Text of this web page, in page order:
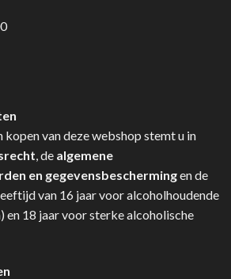
van deze webshop stemt u in
, de algemene
en gegevensbeschermingen de
van 16 jaar voor alcoholhoudende
en 18 jaar voor sterke alcoholische